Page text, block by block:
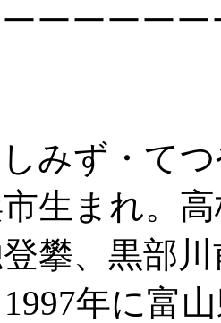
ーーーー
みず・て
市生まれ。
攀、黒部
年に富